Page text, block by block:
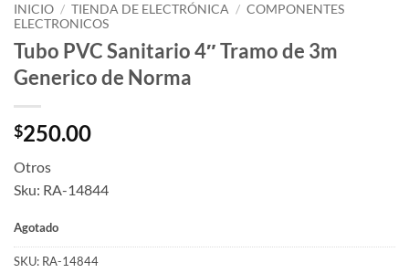
INICIO / TIENDA DE ELECTRÓNICA / COMPONENTES
ELECTRONICOS
Tubo PVC Sanitario 4″ Tramo de 3m
Generico de Norma
$250.00
Otros
Sku: RA-14844
Agotado
SKU: RA-14844